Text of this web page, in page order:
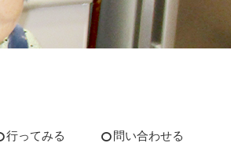
行ってみる 問い合わせる